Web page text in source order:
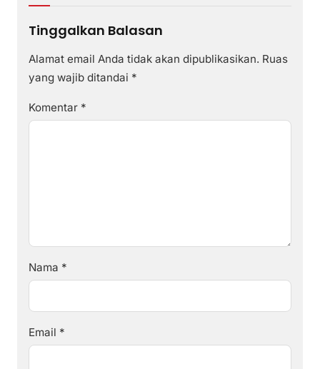
Tinggalkan Balasan
Alamat email Anda tidak akan dipublikasikan. Ruas
yang wajib ditandai *
Komentar *
Nama *
Email *